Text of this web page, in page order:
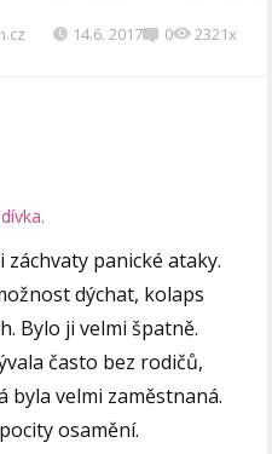
14.6. 2017 0 2321x
panické ataky.
dýchat, kolaps
Bylo ji velmi špatně.
často bez rodičů,
byla velmi zaměstnaná.
osamění.